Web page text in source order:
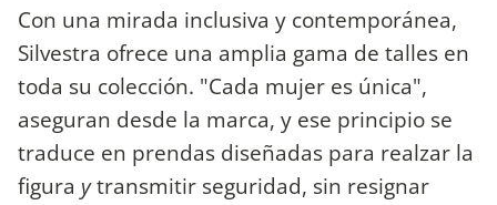
Con una mirada inclusiva y contemporánea,
Silvestra ofrece una amplia gama de talles en
toda su colección. "Cada mujer es única",
aseguran desde la marca, y ese principio se
traduce en prendas diseñadas para realzar la
figura ytransmitir seguridad, sin resignar